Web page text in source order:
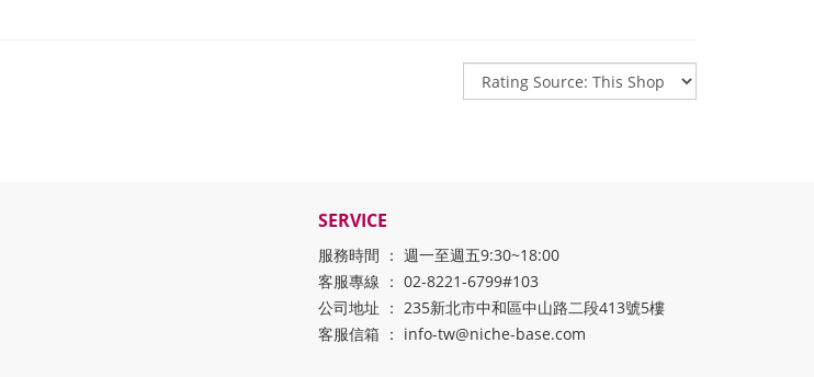
SERVICE
服務時間 ： 週一至週五9:30~18:00
客服專線 ： 02-8221-6799#103
公司地址 ： 235新北市中和區中山路二段413號5樓
客服信箱 ： info-tw@niche-base.com